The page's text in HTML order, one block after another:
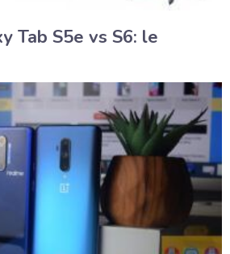
Tab S5e vs S6: le